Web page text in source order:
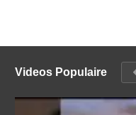
Videos Populaire